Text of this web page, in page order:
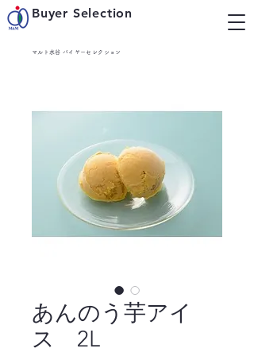
Buyer Selection
マルト水谷 バイヤーセレクション
あんのう芋アイ
ス 2L